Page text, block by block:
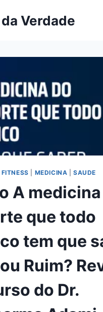
Verdade
FITNESS MEDICINA |SAUDE
A
que todo
tem que
Ruim?
do Dr.